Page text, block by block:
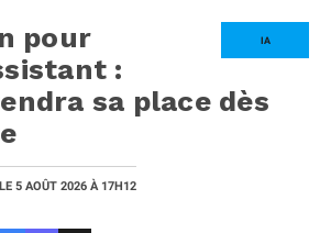
IA
pour
:
sa place dès
5 AOÛT 2026 À 17H12